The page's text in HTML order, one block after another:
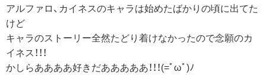
アルファロ、カイネスのキャラは始めたばかりの頃に出てた
けど
キャラのストーリー全然たどり着けなかったので念願のカ
イネス！！！
かしらああああ好きだあああああ！！！(=ﾟωﾟ)ﾉ